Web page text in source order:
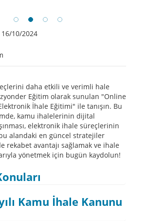
10/2024
daha etkili ve verimli hale
Eğitim olarak sunulan "Online
İhale Eğitimi" ile tanışın. Bu
kamu ihalelerinin dijital
elektronik ihale süreçlerinin
alandaki en güncel stratejiler
rekabet avantajı sağlamak ve ihale
yönetmek için bugün kaydolun!
Kamu İhale Kanunu